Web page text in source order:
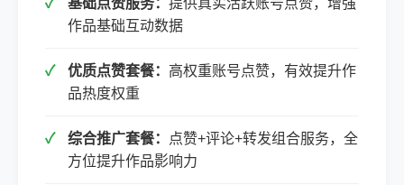
基础点赞服务： 提供真实活跃账号点赞，增强
作品基础互动数据
优质点赞套餐： 高权重账号点赞，有效提升作
品热度权重
综合推广套餐：
点赞+评论+转发组合服务，全
方位提升作品影响力